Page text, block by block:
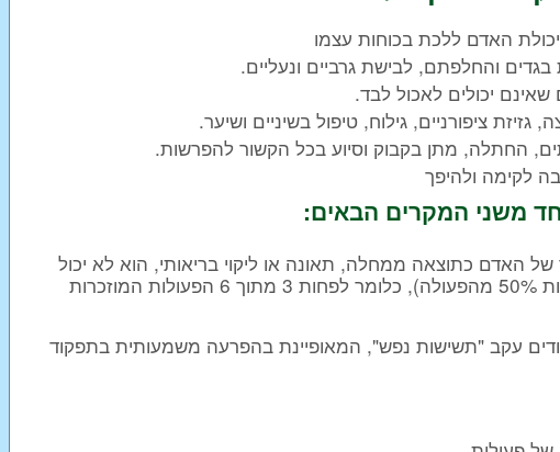
האדם ללכת בכוחות עצמו
והחלפתם, לבישת גרביים ונעליים.
יכולים לאכול לבד.
גזיזת ציפורניים, גילוח, טיפול בשיניים ושיער.
החתלה, מתן בקבוק וסיוע בכל הקשור להפרשות.
לקימה ולהיפך
משני המקרים הבאים:
האדם כתוצאה ממחלה, תאונה או ליקוי בריאותי, הוא לא יכול
לבצע בכוחות עצמו חלק מהותי (לפחות 50% מהפעולה), כלומר לפחות 3 מתוך 6 הפעולות המוזכרות
עקב "תשישות נפש", המאופיינת בהפרעה משמעותית בתפקוד